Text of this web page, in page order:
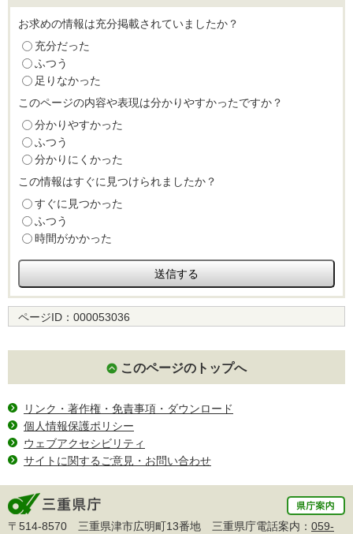
お求めの情報は充分掲載されていましたか？
充分だった
ふつう
足りなかった
このページの内容や表現は分かりやすかったですか？
分かりやすかった
ふつう
分かりにくかった
この情報はすぐに見つけられましたか？
すぐに見つかった
ふつう
時間がかかった
ページID： 000053036
このページのトップへ
リンク・著作権・免責事項・ダウンロード
個人情報保護ポリシー
ウェブアクセシビリティ
サイトに関するご意見・お問い合わせ
〒514-8570 三重県津市広明町13番地 三重県庁電話案内： 059-